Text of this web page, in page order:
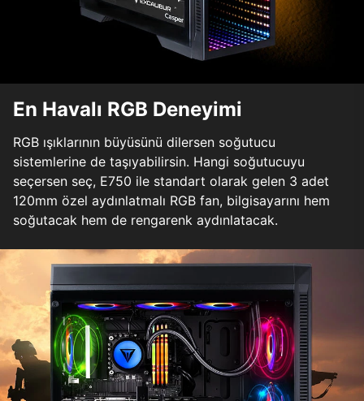
En Havalı RGB Deneyimi
RGB ışıklarının büyüsünü dilersen soğutucu
sistemlerine de taşıyabilirsin. Hangi soğutucuyu
seçersen seç, E750 ile standart olarak gelen 3 adet
120mm özel aydınlatmalı RGB fan, bilgisayarını hem
soğutacak hem de rengarenk aydınlatacak.